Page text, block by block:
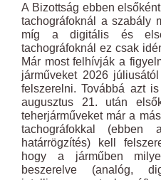
A Bizottság ebben
tachográfoknál a szabály
míg a digitális és
tachográfoknál ez csak
Már most felhívják a
járműveket 2026
felszerelni. Továbbá azt
augusztus 21. után
teherjárműveket már a
tachográfokkal (ebben
határrögzítés) kell
hogy a járműben
beszerelve (analóg,